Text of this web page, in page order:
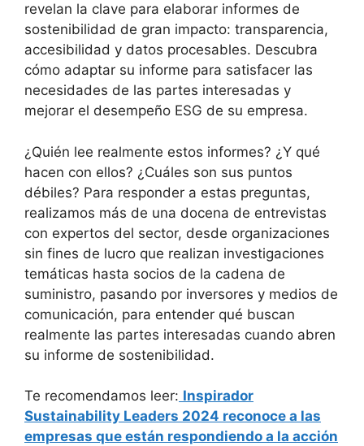
revelan la clave para elaborar informes de
sostenibilidad de gran impacto: transparencia,
accesibilidad y datos procesables. Descubra
cómo adaptar su informe para satisfacer las
necesidades de las partes interesadas y
mejorar el desempeño ESG de su empresa.
¿Quién lee realmente estos informes? ¿Y qué
hacen con ellos? ¿Cuáles son sus puntos
débiles? Para responder a estas preguntas,
realizamos más de una docena de entrevistas
con expertos del sector, desde organizaciones
sin fines de lucro que realizan investigaciones
temáticas hasta socios de la cadena de
suministro, pasando por inversores y medios de
comunicación, para entender qué buscan
realmente las partes interesadas cuando abren
su informe de sostenibilidad.
Te recomendamos leer: Inspirador
Sustainability Leaders 2024 reconoce a las
empresas que están respondiendo a la acción